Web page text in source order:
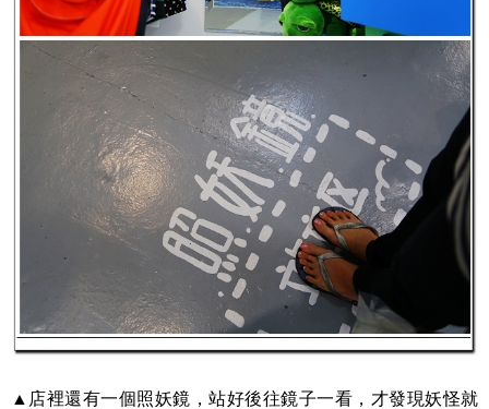
▲店裡還有一個照妖鏡，站好後往鏡子一看，才發現妖怪就